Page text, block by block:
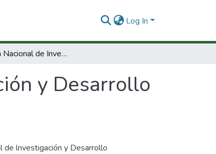
Log In
Prngrama Nacional de Investigación y Desarrollo Tecnológico del Carbón
y Desarrollo
de lnvestigación y Desarrollo